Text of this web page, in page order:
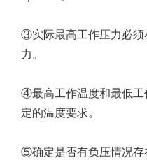
③实际最高工作压力必须
力。
④最高工作温度和最低工
定的温度要求。
⑤确定是否有负压情况存